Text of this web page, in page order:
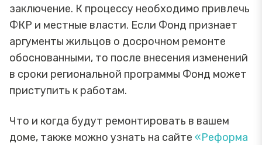
заключение. К процессу необходимо привлечь
ФКР и местные власти. Если Фонд признает
аргументы жильцов о досрочном ремонте
обоснованными, то после внесения изменений
в сроки региональной программы Фонд может
приступить к работам.
Что и когда будут ремонтировать в вашем
доме, также можно узнать на сайте «Реформа